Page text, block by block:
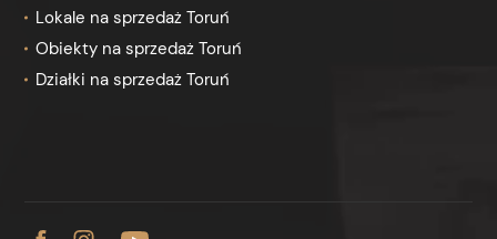
Lokale na sprzedaż Toruń
Obiekty na sprzedaż Toruń
Działki na sprzedaż Toruń